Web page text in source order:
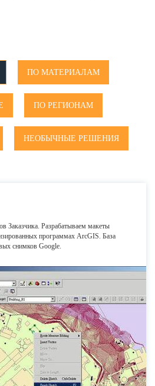
ПО МАТЕРИАЛАМ
ПО РЕГИОНАМ
НЕОБЫЧНЫЕ РЕШЕНИЯ
Заказчика. Разрабатываем макеты
программах ArcGIS. База
снимков Google.